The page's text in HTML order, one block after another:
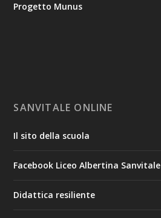
Progetto Munus
SANVITALE ONLINE
Il sito della scuola
Facebook Liceo Albertina Sanvitale
Didattica resiliente